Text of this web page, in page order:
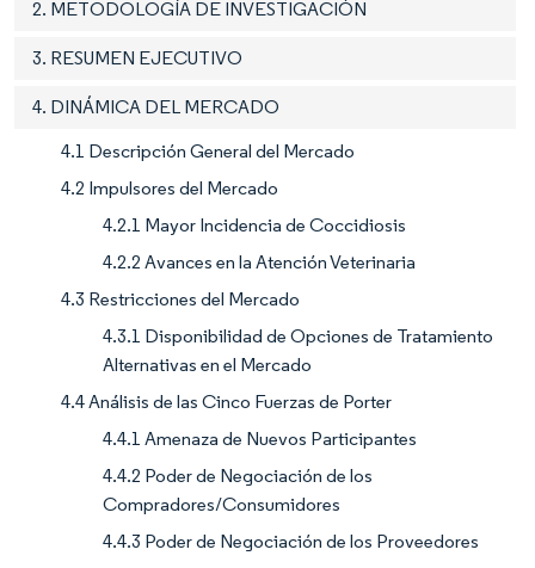
2. METODOLOGÍA DE INVESTIGACIÓN
3. RESUMEN EJECUTIVO
4. DINÁMICA DEL MERCADO
4.1 Descripción General del Mercado
4.2 Impulsores del Mercado
4.2.1 Mayor Incidencia de Coccidiosis
4.2.2 Avances en la Atención Veterinaria
4.3 Restricciones del Mercado
4.3.1 Disponibilidad de Opciones de Tratamiento
Alternativas en el Mercado
4.4 Análisis de las Cinco Fuerzas de Porter
4.4.1 Amenaza de Nuevos Participantes
4.4.2 Poder de Negociación de los
Compradores/Consumidores
4.4.3 Poder de Negociación de los Proveedores